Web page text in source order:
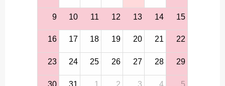
9 10 11 12 13 14 15
16 17 18 19 20 21 22
23 24 25 26 27 28 29